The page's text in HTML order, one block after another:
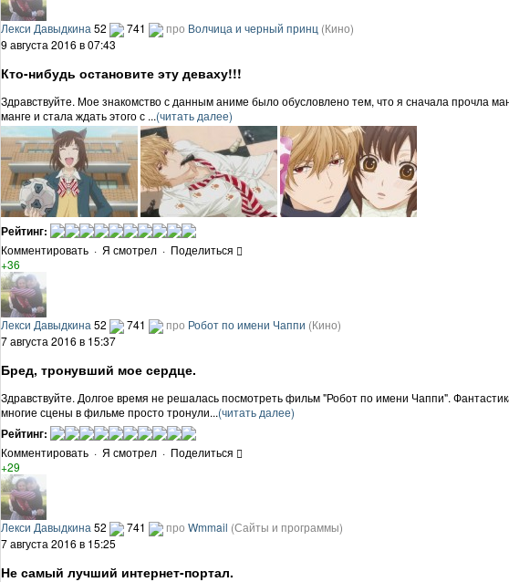
Лекси Давыдкина 52 741 про Волчица и черный принц (Кино)
9 августа 2016 в 07:43
Кто-нибудь остановите эту деваху!!!
Здравствуйте. Мое знакомство с данным аниме было обусловлено тем, что я сначала прочла
манге и стала ждать этого с ...(читать далее)
Рейтинг:
Комментировать · Я смотрел · Поделиться
+36
Лекси Давыдкина 52 741 про Робот по имени Чаппи (Кино)
7 августа 2016 в 15:37
Бред, тронувший мое сердце.
Здравствуйте. Долгое время не решалась посмотреть фильм "Робот по имени Чаппи".
многие сцены в фильме просто тронули...(читать далее)
Рейтинг:
Комментировать · Я смотрел · Поделиться
+29
Лекси Давыдкина 52 741 про Wmmail (Сайты и программы)
7 августа 2016 в 15:25
Не самый лучший интернет-портал.